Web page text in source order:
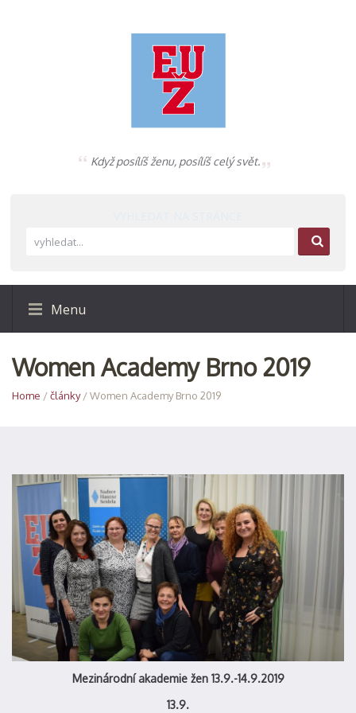
Když posílíš ženu, posílíš celý svět.
Menu
Women Academy Brno 2019
Home /články/ Women Academy Brno 2019
Mezinárodní akademie žen 13.9.-14.9.2019
13.9.